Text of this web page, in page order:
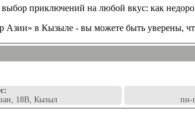
приключений на любой вкус: как
Азии» в Кызыле - вы можете быть уверены,
18В, Кызыл
пн-